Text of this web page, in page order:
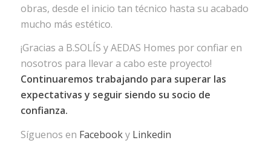
obras, desde el inicio tan técnico hasta su acabado
mucho más estético.
¡Gracias a B.SOLÍS y AEDAS Homes por confiar en
nosotros para llevar a cabo este proyecto!
Continuaremos trabajando para superar las
expectativas y seguir siendo su socio de
confianza.
Síguenos en Facebooky Linkedin